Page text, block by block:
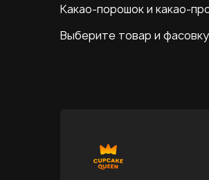
Какао-порошок и какао-
Выберите товар и